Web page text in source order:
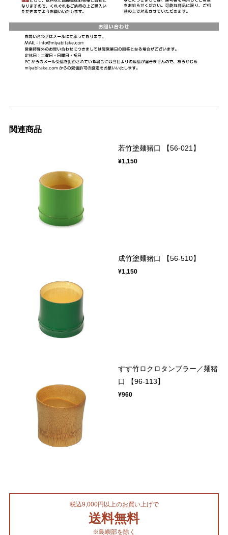
関連商品
若竹塗麺猪口 【56-021】
¥1,150
成竹塗麺猪口 【56-510】
¥1,150
すす竹ロクロタンブラー／麺猪
口 【96-113】
¥960
税込9,000円以上のお買い上げで
送料無料
※島嶼部を除く